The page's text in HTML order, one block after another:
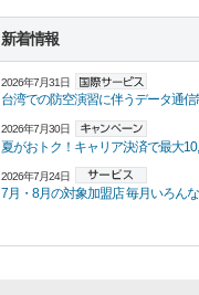
新着情報
2026年7月31日
台湾での防空演習に伴うデータ通
2026年7月30日
夏がおトク！キャリア決済で最大
2026年7月24日
7月・8月の対象加盟店 毎月いろんなお